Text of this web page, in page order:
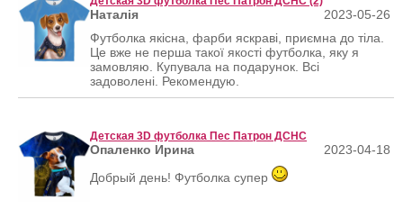
Наталія
2023-05-26
Футболка якісна, фарби яскраві, приємна до тіла.
Це вже не перша такої якості футболка, яку я
замовляю. Купувала на подарунок. Всі
задоволені. Рекомендую.
Детская 3D футболка Пес Патрон ДСНС
Опаленко Ирина
2023-04-18
Добрый день! Футболка супер